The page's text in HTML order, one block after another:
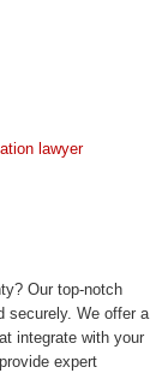
lawyer
Our top-notch
securely. We offer a
integrate with your
expert